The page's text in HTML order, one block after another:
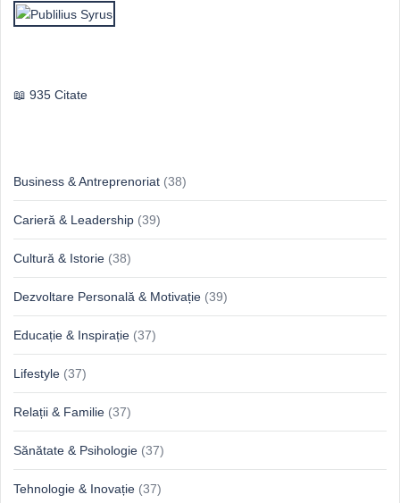
935 Citate
Business & Antreprenoriat (38)
Carieră & Leadership (39)
Cultură & Istorie (38)
Dezvoltare Personală & Motivație (39)
Educație & Inspirație (37)
Lifestyle (37)
Relații & Familie (37)
Sănătate & Psihologie (37)
Tehnologie & Inovație (37)